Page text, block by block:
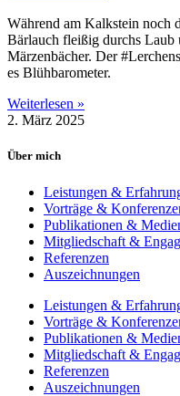
Während am Kalkstein noch
Bärlauch fleißig durchs Laub
Märzenbächer. Der
es Blühbarometer.
Weiterlesen »
2. März 2025
Über mich
Leistungen &
Vorträge &
Publikationen &
Mitgliedschaft &
Referenzen
Auszeichnungen
Leistungen &
Vorträge &
Publikationen &
Mitgliedschaft &
Referenzen
Auszeichnungen